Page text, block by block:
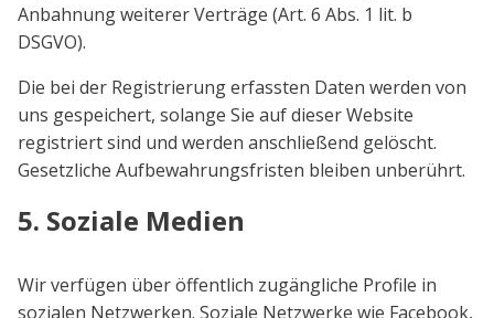
Anbahnung weiterer Verträge (Art. 6 Abs. 1 lit. b
DSGVO).
Die bei der Registrierung erfassten Daten werden von
uns gespeichert, solange Sie auf dieser Website
registriert sind und werden anschließend gelöscht.
Gesetzliche Aufbewahrungsfristen bleiben unberührt.
5. Soziale Medien
Wir verfügen über öffentlich zugängliche Profile in
sozialen Netzwerken. Soziale Netzwerke wie Facebook,